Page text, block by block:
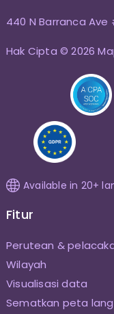
440 N Barranca Ave
Hak Cipta © 2026
Available in 20+
Fitur
Perutean &
Wilayah
Visualisasi data
Sematkan peta